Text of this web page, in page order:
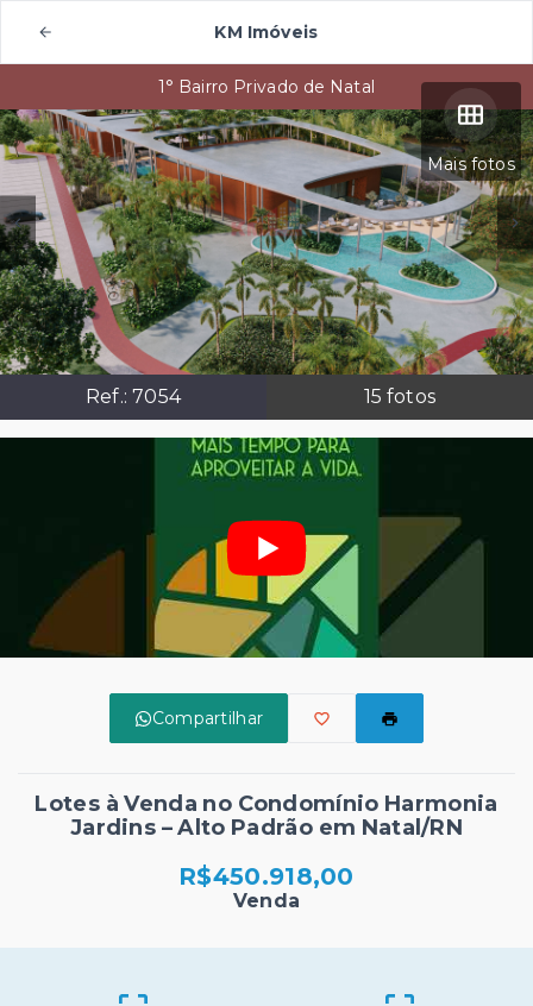
KM Imóveis
Mais fotos
Ref.: 7054 15 fotos
1° Bairro Privado de Natal
Compartilhar
Lotes à Venda no Condomínio Harmonia
Jardins – Alto Padrão em Natal/RN
R$450.918,00
Venda